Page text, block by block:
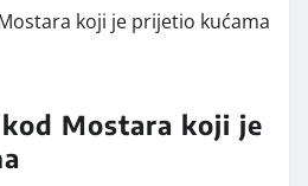
Mostara koji je